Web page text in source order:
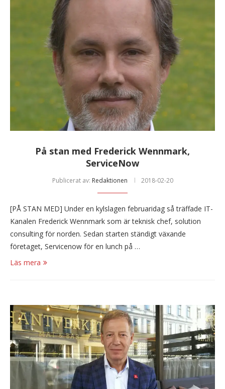
På stan med Frederick Wennmark,
ServiceNow
Publicerat av: Redaktionen 2018-02-20
[PÅ STAN MED] Under en kylslagen februaridag så träffade IT-
Kanalen Frederick Wennmark som är teknisk chef, solution
consulting för norden. Sedan starten ständigt växande
företaget, Servicenow för en lunch på …
Läs mera